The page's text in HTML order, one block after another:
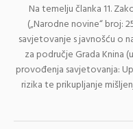
Na temelju članka 11.
(„Narodne novine“ broj:
savjetovanje s javnošću o
za područje Grada Knina
provođenja savjetovanja:
rizika te prikupljanje